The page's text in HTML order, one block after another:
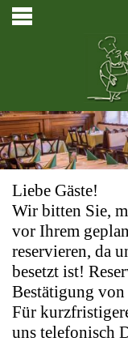
Liebe Gäste!
Wir bitten Sie,
vor Ihrem
reservieren, da
besetzt ist!
Bestätigung
Für
uns telefonisch